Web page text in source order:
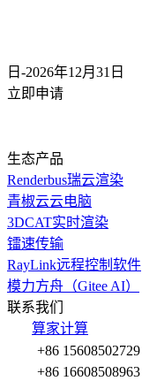
日-2026年12月31 日
立即申请
生态产品
Renderbus瑞云渲染
青椒云云电脑
3DCAT实时渲染
镭速传输
RayLink远程控制软件
模力方舟（Gitee AI）
联系我们
算家计算
+86 15608502729
+86 16608508963